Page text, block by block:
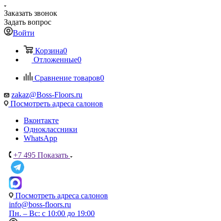
Заказать звонок
Задать вопрос
Войти
Корзина0
Отложенные0
Сравнение товаров0
zakaz@Boss-Floors.ru
Посмотреть адреса салонов
Вконтакте
Одноклассники
WhatsApp
+7 495 Показать
Посмотреть адреса салонов
info@boss-floors.ru
Пн. – Вс: с 10:00 до 19:00